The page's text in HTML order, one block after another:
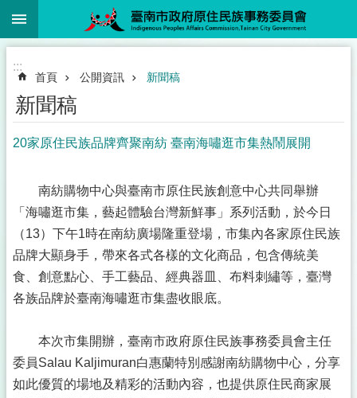
跳到主要內容區塊
:::
首頁 公開資訊 新聞稿
新聞稿
20家原住民族品牌齊聚南紡 臺南海嘯逛市集熱鬧展開
南紡購物中心與臺南市原住民族創意中心共同舉辦
「海嘯逛市集，藝起體驗台灣新鮮事」系列活動，於今日
（13）下午1時在南紡廣場隆重登場，市集內各家原住民族
品牌大顯身手，帶來各式各樣的文化商品，包含傳統美
食、創意點心、手工藝品、經典器皿、布料刺繡等，臺灣
各族品牌於臺南海嘯逛市集盡收眼底。
本次市集開辦，臺南市政府原住民族事務委員會主任
委員Salau Kaljimuran白惠蘭特別感謝南紡購物中心，分享
如此優質的場地及精彩的活動內容，也提供原住民商家展